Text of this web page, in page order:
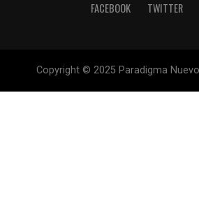
FACEBOOK TWITTER
Copyright © 2025 Paradigma